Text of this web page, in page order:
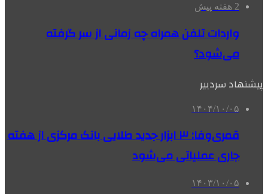
2 هفته پیش
واردات تلفن همراه چه زمانی از سر گرفته
می‌شود؟
پیشنهاد سردبیر
۱۴۰۴/۱۰/۰۵
قمری‌وفا: ۳ ابزار جدید طلایی بانک مرکزی از هفته
جاری عملیاتی می‌شود
۱۴۰۳/۱۰/۰۵